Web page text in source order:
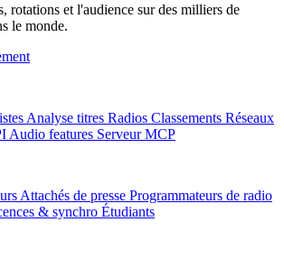
rotations et l'audience sur des milliers de
le monde.
Analyse titres Radios Classements Réseaux
Audio features Serveur MCP
Attachés de presse Programmateurs de radio
& synchro Étudiants